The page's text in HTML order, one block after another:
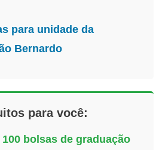
para unidade da
Bernardo
para você:
bolsas de graduação